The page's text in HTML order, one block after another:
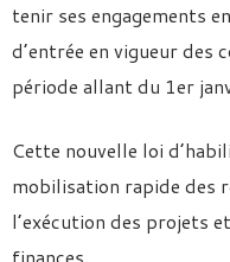
tenir ses engagements
d’entrée en vigueur des
période allant du 1er
Cette nouvelle loi
mobilisation rapide des
l’exécution des projets